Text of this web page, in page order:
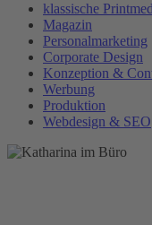
klassische
Magazin
Personalmarketing
Corporate Design
Konzeption &
Werbung
Produktion
Webdesign & SEO